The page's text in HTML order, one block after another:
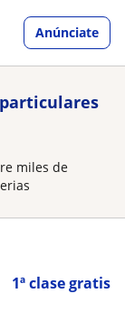
Anúnciate
miles de
1ª clase gratis